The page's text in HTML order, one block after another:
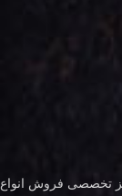
تخصصی فروش انواع